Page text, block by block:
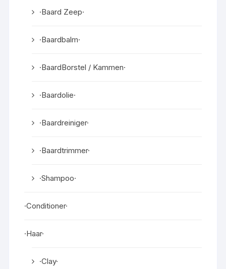
·Baard Zeep·
·Baardbalm·
·BaardBorstel / Kammen·
·Baardolie·
·Baardreiniger·
·Baardtrimmer·
·Shampoo·
·Conditioner·
·Haar·
·Clay·